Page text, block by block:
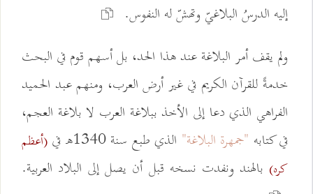
إليه الدرسُ البلاغيّ وتهشّ له النفوس.
ولم يقف أمر البلاغة عند هذا الحد، بل أسهم قوم في البحث
خدمةً للقرآن الكريم في غير أرض العرب، ومنهم عبد الحميد
الفراهي الذي دعا إلى الأخذ ببلاغة العرب لا بلاغة العجم،
في كتابه "جمهرة البلاغة" الذي طبع سنة 1340هـ في
(أعظم
كره) بالهند ونفدت نسخه قبل أن يصل إلى البلاد العربية.